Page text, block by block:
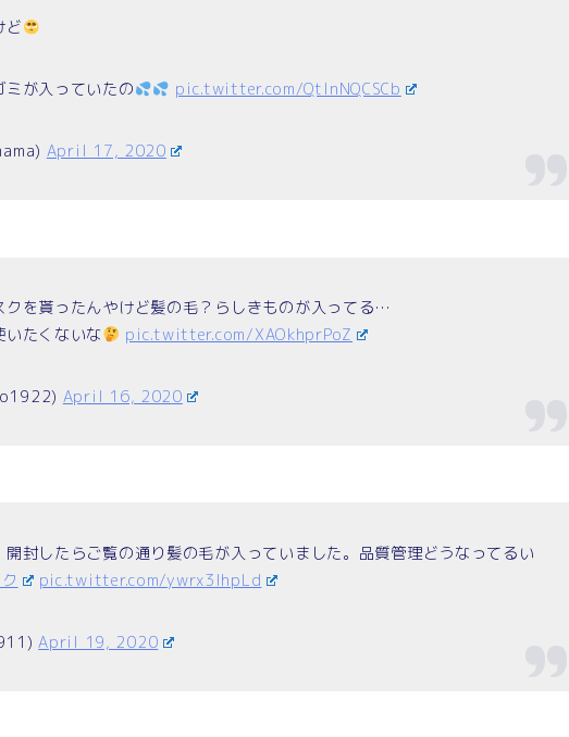
ど
が入っていたの pic.twitter.com/QtInNQCSCb
April 17, 2020
を貰ったんやけど髪の毛？らしきものが入ってる…
たくないな
pic.twitter.com/XAOkhprPoZ
April 16, 2020
封したらご覧の通り髪の毛が入っていました。品質管理どうなってるい
pic.twitter.com/ywrx3IhpLd
April 19, 2020